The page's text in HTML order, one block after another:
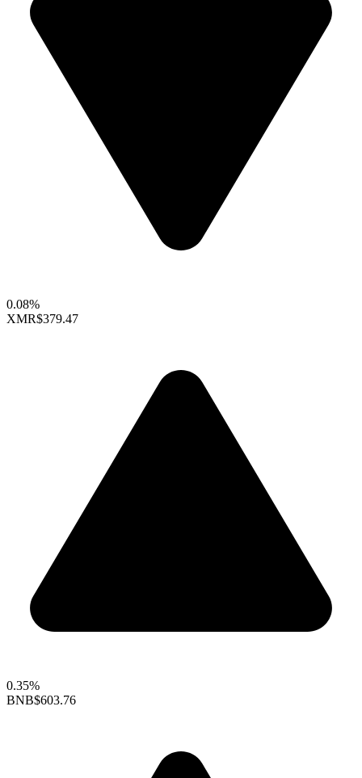
0.08%
XMR$379.47
0.35%
BNB$603.76